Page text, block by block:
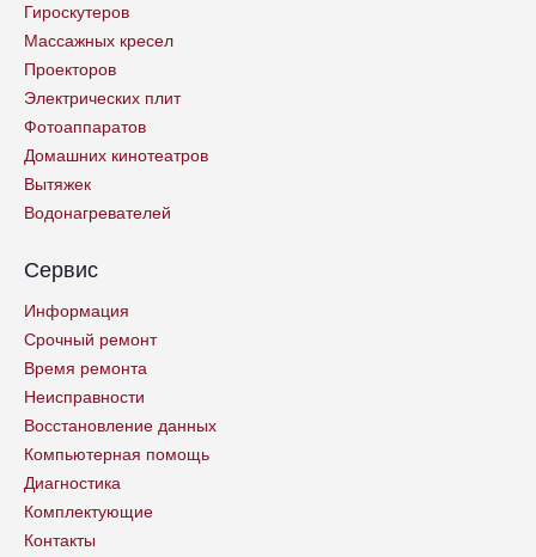
Гироскутеров
Массажных кресел
Проекторов
Электрических плит
Фотоаппаратов
Домашних кинотеатров
Вытяжек
Водонагревателей
Сервис
Информация
Срочный ремонт
Время ремонта
Неисправности
Восстановление данных
Компьютерная помощь
Диагностика
Комплектующие
Контакты